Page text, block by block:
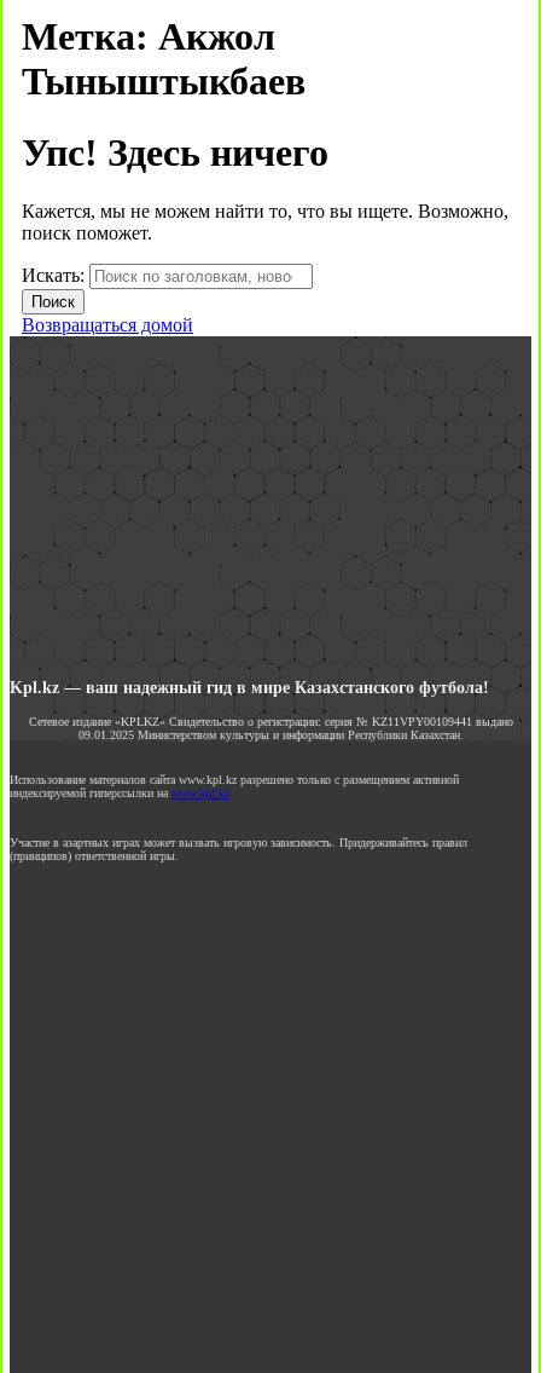
Метка: Акжол
Тыныштыкбаев
Упс! Здесь ничего
Кажется, мы не можем найти то, что вы ищете. Возможно,
поиск поможет.
Искать:
Возвращаться домой
Kpl.kz — ваш надежный гид в мире Казахстанского футбола!
Сетевое издание «KPLKZ» Свидетельство о регистрации: серия № KZ11VPY00109441 выдано
09.01.2025 Министерством культуры и информации Республики Казахстан.
Использование материалов сайта www.kpl.kz разрешено только с размещением активной
индексируемой гиперссылки на www.kpl.kz
Участие в азартных играх может вызвать игровую зависимость. Придерживайтесь правил
(принципов) ответственной игры.